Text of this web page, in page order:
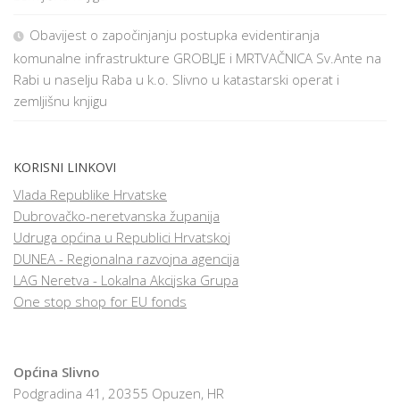
Obavijest o započinjanju postupka evidentiranja
komunalne infrastrukture GROBLJE i MRTVAČNICA Sv.Ante na
Rabi u naselju Raba u k.o. Slivno u katastarski operat i
zemljišnu knjigu
KORISNI LINKOVI
Vlada Republike Hrvatske
Dubrovačko-neretvanska županija
Udruga općina u Republici Hrvatskoj
DUNEA - Regionalna razvojna agencija
LAG Neretva - Lokalna Akcijska Grupa
One stop shop for EU fonds
Općina Slivno
Podgradina 41, 20355 Opuzen, HR